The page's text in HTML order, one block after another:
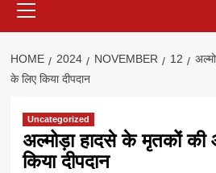
Menu
HOME 2024 NOVEMBER 12
के लिए किया दीपदान
Uncategorized
अल्मोड़ा हादसे के मृतकों की
किया दीपदान